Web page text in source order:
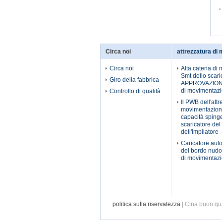
Circa noi
Circa noi
Giro della fabbrica
Controllo di qualità
attrezzatura di
Alta catena di
Smt dello
di
Il PWB
capacità
scaricatore
dell'impilatore
Caricatore
del bordo
di
politica sulla riservatezza| Cina buon